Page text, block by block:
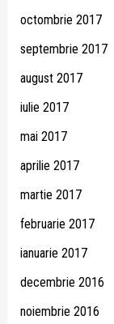
octombrie 2017
septembrie 2017
august 2017
iulie 2017
mai 2017
aprilie 2017
martie 2017
februarie 2017
ianuarie 2017
decembrie 2016
noiembrie 2016